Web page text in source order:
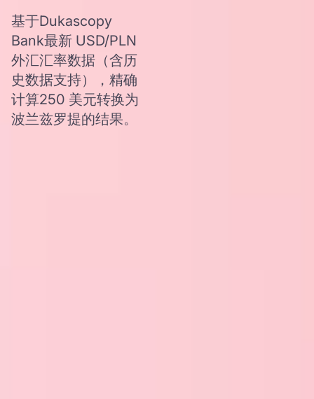
基于Dukascopy
Bank最新 USD/PLN
外汇汇率数据（含历
史数据支持），精确
计算250 美元转换为
波兰兹罗提的结果。